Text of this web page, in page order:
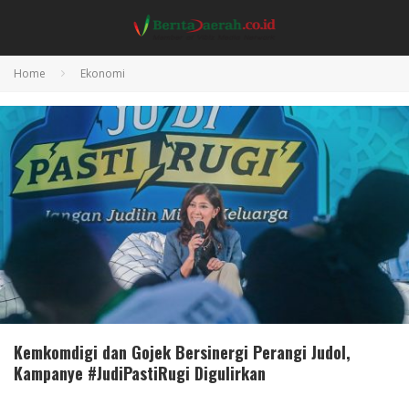
Home Ekonomi
Kemkomdigi dan Gojek Bersinergi Perangi Judol,
Kampanye #JudiPastiRugi Digulirkan